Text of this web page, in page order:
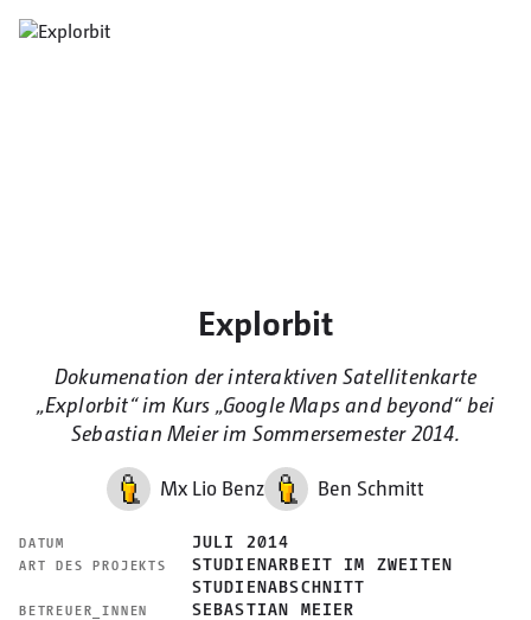
Explorbit
Dokumenation der interaktiven Satellitenkarte
„Explorbit“ im Kurs „Google Maps and beyond“ bei
Sebastian Meier im Sommersemester 2014.
Mx Lio Benz Ben Schmitt
DATUM JULI 2014
ART DES PROJEKTS
STUDIENARBEIT IM ZWEITEN
STUDIENABSCHNITT
BETREUER_INNEN SEBASTIAN MEIER